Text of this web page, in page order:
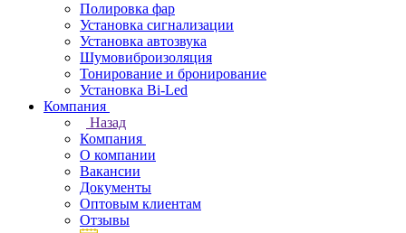
Полировка фар
Установка сигнализации
Установка автозвука
Шумовиброизоляция
Тонирование и бронирование
Установка Bi-Led
Компания
Назад
Компания
О компании
Вакансии
Документы
Оптовым клиентам
Отзывы